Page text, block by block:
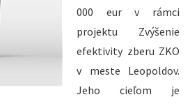
000 eur v rámci
projektu Zvýšenie
efektivity zberu ZKO
v meste Leopoldov.
Jeho cieľom je